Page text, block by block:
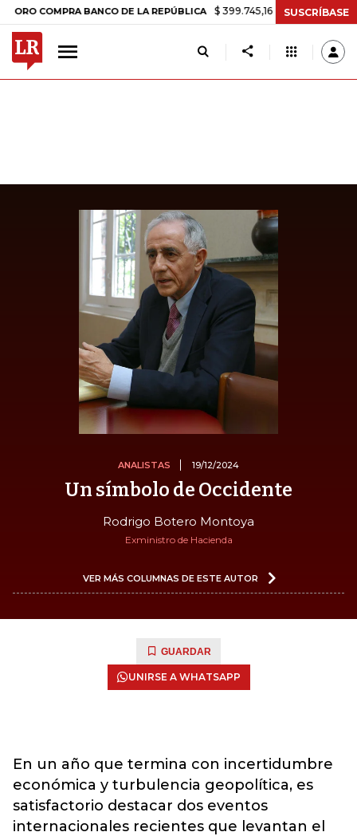
COMPRA BANCO DE LA REPÚBLICA $ 399.745,16 +$ 2.295,71 +0,58%
SUSCRÍBASE
ANALISTAS 19/12/2024
Un símbolo de Occidente
Rodrigo Botero Montoya
Exministro de Hacienda
VER MÁS COLUMNAS DE ESTE AUTOR
GUARDAR
UNIRSE A WHATSAPP
En un año que termina con incertidumbre
económica y turbulencia geopolítica, es
satisfactorio destacar dos eventos
internacionales recientes que levantan el